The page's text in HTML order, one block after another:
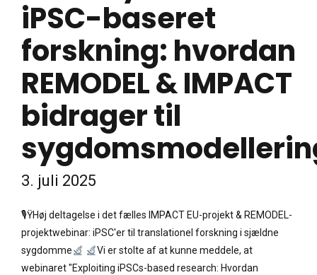
iPSC-baseret
forskning: hvordan
REMODEL & IMPACT
bidrager til
3. juli 2025
🎙ŸHøj deltagelse i det fælles IMPACT EU-projekt & REMODEL-
projektwebinar: iPSC'er til translationel forskning i sjældne
sygdomme
Vi er stolte af at kunne meddele, at
webinaret "Exploiting iPSCs-based research: Hvordan